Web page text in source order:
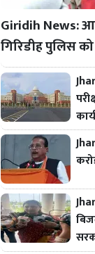
Giridih News:
गिरिडीह पुलिस